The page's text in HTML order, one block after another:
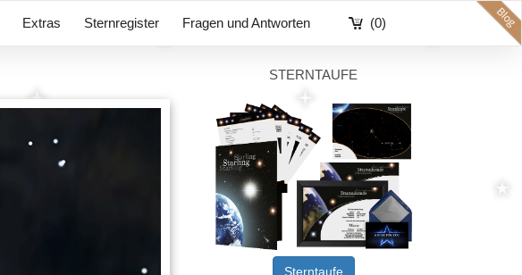
(0)
Extras Sternregister Fragen und Antworten
STERNTAUFE
Sterntaufe